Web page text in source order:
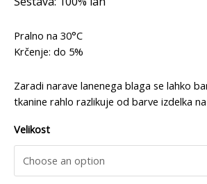
Pralno na 30°C
Krčenje: do 5%
Zaradi narave lanenega blaga se lahko
tkanine rahlo razlikuje od barve izdelka
Velikost